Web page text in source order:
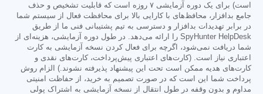
است) برای یک دوره آزمایشی ۷ روزه است که قابلیت تشخیص و حذف
جامع بدافزار، محافظ‌های با کارایی بالا برای محافظت فعال از سیستم شما
در برابر تهدیدات بدافزار و دسترسی به تیم پشتیبانی فنی ما از طریق
SpyHunter HelpDesk را ارائه می‌دهد. در طول دوره آزمایشی، هزینه‌ای از
شما دریافت نمی‌شود، اگرچه برای فعال کردن نسخه آزمایشی به کارت
اعتباری نیاز است. (کارت‌های اعتباری پیش‌پرداخت، کارت‌های نقدی و
کارت‌های هدیه ممکن است تحت این پیشنهاد پذیرفته نشوند.) الزام روش
پرداخت شما این است که در صورت تصمیم به خرید، از حفاظت امنیتی
مداوم و بدون وقفه در طول انتقال از نسخه آزمایشی به اشتراک پولی